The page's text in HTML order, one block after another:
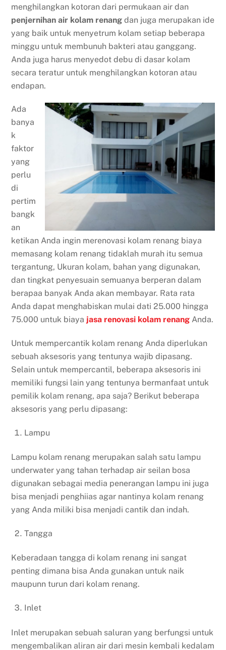
menghilangkan kotoran dari permukaan air dan
penjernihan air kolam renang dan juga merupakan ide
yang baik untuk menyetrum kolam setiap beberapa
minggu untuk membunuh bakteri atau ganggang.
Anda juga harus menyedot debu di dasar kolam
secara teratur untuk menghilangkan kotoran atau
endapan.
Ada
banya
k
faktor
yang
perlu
di
pertim
bangk
an
ketikan Anda ingin merenovasi kolam renang biaya
memasang kolam renang tidaklah murah itu semua
tergantung, Ukuran kolam, bahan yang digunakan,
dan tingkat penyesuain semuanya berperan dalam
berapaa banyak Anda akan membayar. Rata rata
Anda dapat menghabiskan mulai dati 25.000 hingga
75.000 untuk biaya jasa renovasi kolam renang Anda.
Untuk mempercantik kolam renang Anda diperlukan
sebuah aksesoris yang tentunya wajib dipasang.
Selain untuk mempercantil, beberapa aksesoris ini
memiliki fungsi lain yang tentunya bermanfaat untuk
pemilik kolam renang, apa saja? Berikut beberapa
aksesoris yang perlu dipasang:
Lampu
Lampu kolam renang merupakan salah satu lampu
underwater yang tahan terhadap air seilan bosa
digunakan sebagai media penerangan lampu ini juga
bisa menjadi penghiias agar nantinya kolam renang
yang Anda miliki bisa menjadi cantik dan indah.
Tangga
Keberadaan tangga di kolam renang ini sangat
penting dimana bisa Anda gunakan untuk naik
maupunn turun dari kolam renang.
Inlet
Inlet merupakan sebuah saluran yang berfungsi untuk
mengembalikan aliran air dari mesin kembali kedalam